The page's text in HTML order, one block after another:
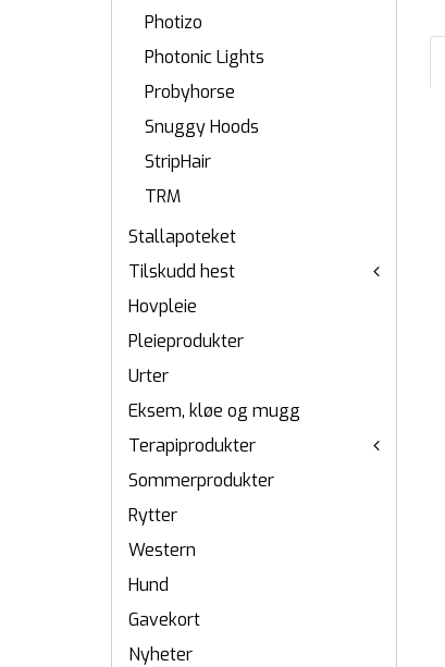
Photizo
Photonic Lights
Probyhorse
Snuggy Hoods
StripHair
TRM
Stallapoteket
Tilskudd hest
Hovpleie
Pleieprodukter
Urter
Eksem, kløe og mugg
Terapiprodukter
Sommerprodukter
Rytter
Western
Hund
Gavekort
Nyheter